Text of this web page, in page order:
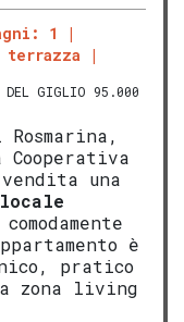
1
terrazza
DEL GIGLIO 95.000
una
è
pratico
zona living